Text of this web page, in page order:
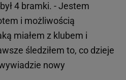
4 bramki. - Jestem
i możliwością
miałem z klubem i
śledziłem to, co dzieje
nowy